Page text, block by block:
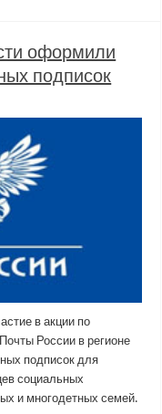
оформили
подписок
в акции по
России в регионе
подписок для
социальных
и многодетных семей.